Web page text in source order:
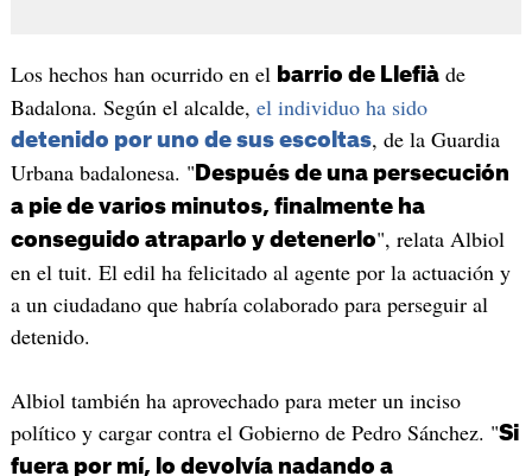
Los hechos han ocurrido en el barrio de Llefiàde
Badalona. Según el alcalde, el individuo ha sido
detenido por uno de sus escoltas, de la Guardia
Urbana badalonesa. " Después de una persecución
a pie de varios minutos, finalmente ha
conseguido atraparlo y detenerlo", relata Albiol
en el tuit. El edil ha felicitado al agente por la actuación y
a un ciudadano que habría colaborado para perseguir al
detenido.
Albiol también ha aprovechado para meter un inciso
político y cargar contra el Gobierno de Pedro Sánchez. "Si
fuera por mí, lo devolvía nadando a